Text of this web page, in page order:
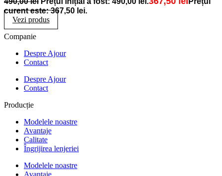
curent este: 367,50 lei.
Vezi produs
Companie
Despre Ajour
Contact
Despre Ajour
Contact
Producție
Modelele noastre
Avantaje
Calitate
Îngrijirea lenjeriei
Modelele noastre
Avantaje